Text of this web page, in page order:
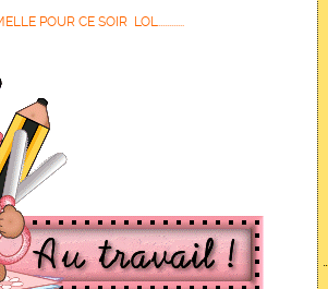
POUR CE SOIR LOL............